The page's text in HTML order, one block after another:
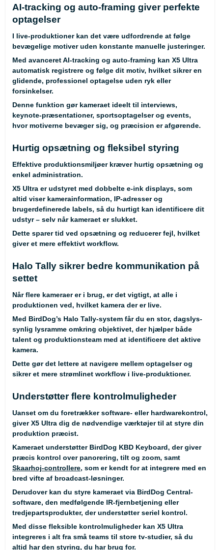
AI-tracking og auto-framing giver perfekte
optagelser
I live-produktioner kan det være udfordrende at følge
bevægelige motiver uden konstante manuelle justeringer.
Med avanceret AI-tracking og auto-framing kan X5 Ultra
automatisk registrere og følge dit motiv, hvilket sikrer en
glidende, professionel optagelse uden ryk eller
forsinkelser.
Denne funktion gør kameraet ideelt til interviews,
keynote-præsentationer, sportsoptagelser og events,
hvor motiverne bevæger sig, og præcision er afgørende.
Hurtig opsætning og fleksibel styring
Effektive produktionsmiljøer kræver hurtig opsætning og
enkel administration.
X5 Ultra er udstyret med dobbelte e-ink displays, som
altid viser kamerainformation, IP-adresser og
brugerdefinerede labels, så du hurtigt kan identificere dit
udstyr – selv når kameraet er slukket.
Dette sparer tid ved opsætning og reducerer fejl, hvilket
giver et mere effektivt workflow.
Halo Tally sikrer bedre kommunikation på
settet
Når flere kameraer er i brug, er det vigtigt, at alle i
produktionen ved, hvilket kamera der er live.
Med BirdDog’s Halo Tally-system får du en stor, dagslys-
synlig lysramme omkring objektivet, der hjælper både
talent og produktionsteam med at identificere det aktive
kamera.
Dette gør det lettere at navigere mellem optagelser og
sikrer et mere strømlinet workflow i live-produktioner.
Understøtter flere kontrolmuligheder
Uanset om du foretrækker software- eller hardwarekontrol,
giver X5 Ultra dig de nødvendige værktøjer til at styre din
produktion præcist.
Kameraet understøtter BirdDog KBD Keyboard, der giver
præcis kontrol over panorering, tilt og zoom, samt
Skaarhoj-controllere, som er kendt for at integrere med en
bred vifte af broadcast-løsninger.
Derudover kan du styre kameraet via BirdDog Central-
software, den medfølgende IR-fjernbetjening eller
tredjepartsprodukter, der understøtter seriel kontrol.
Med disse fleksible kontrolmuligheder kan X5 Ultra
integreres i alt fra små teams til store tv-studier, så du
altid har den styring, du har brug for.